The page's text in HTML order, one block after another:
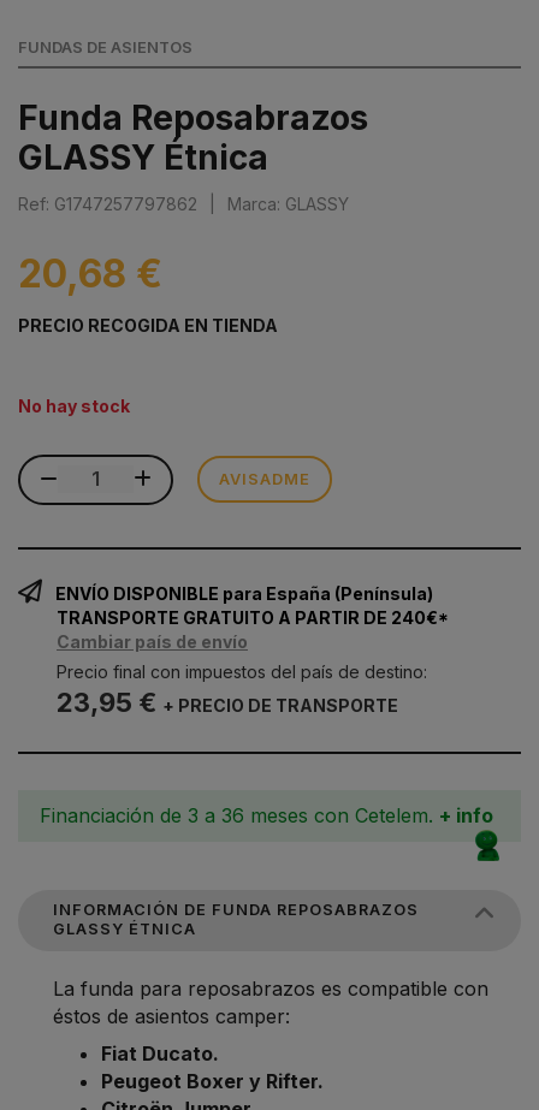
FUNDAS DE ASIENTOS
Funda Reposabrazos
GLASSY Étnica
Ref: G1747257797862 Marca: GLASSY
20,68 €
PRECIO RECOGIDA EN TIENDA
No hay stock
AVISADME
ENVÍO DISPONIBLE para España (Península)
TRANSPORTE GRATUITO A PARTIR DE 240€*
Cambiar país de envío
Precio final con impuestos del país de destino:
23,95 € + PRECIO DE TRANSPORTE
Financiación de 3 a 36 meses con Cetelem. + info
INFORMACIÓN DE FUNDA REPOSABRAZOS
GLASSY ÉTNICA
La funda para reposabrazos es compatible con
éstos de asientos camper:
Fiat Ducato.
Peugeot Boxer y Rifter.